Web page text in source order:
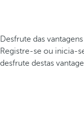
Desfrute das
Registre-se ou inicia-
desfrute destas